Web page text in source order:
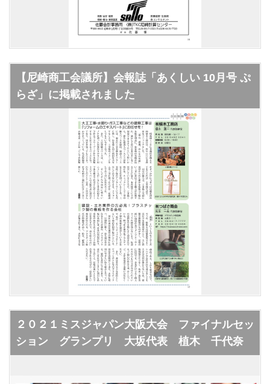
【尼崎商工会議所】会報誌「あくしい 10月号 ぷ
らざ」に掲載されました
２０２１ミスジャパン大阪大会 ファイナルセッ
ション グランプリ 大坂代表 植木 千代奈